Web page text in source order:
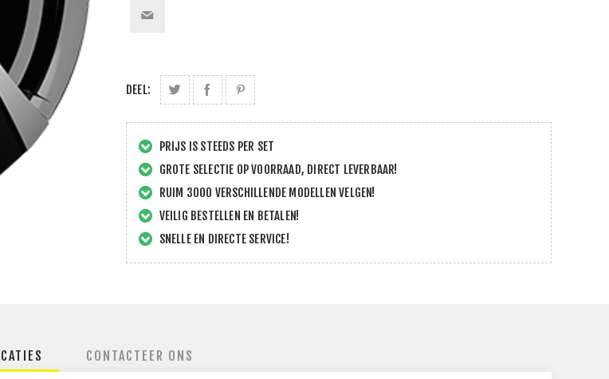
DEEL:
PRIJS IS STEEDS PER SET
GROTE SELECTIE OP VOORRAAD, DIRECT LEVERBAAR!
RUIM 3000 VERSCHILLENDE MODELLEN VELGEN!
VEILIG BESTELLEN EN BETALEN!
SNELLE EN DIRECTE SERVICE!
CONTACTEER ONS